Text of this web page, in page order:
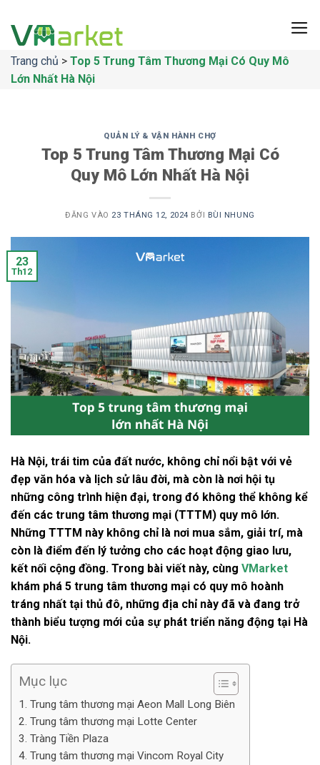
qua
dungTrang chủ > Top 5 Trung Tâm Thương Mại Có Quy Mô
Lớn Nhất Hà Nội
QUẢN LÝ & VẬN HÀNH CHỢ
Top 5 Trung Tâm Thương Mại Có
Quy Mô Lớn Nhất Hà Nội
ĐĂNG VÀO 23 THÁNG 12, 2024 BỞI BÙI NHUNG
23
Th12
Hà Nội, trái tim của đất nước, không chỉ nổi bật với vẻ
đẹp văn hóa và lịch sử lâu đời, mà còn là nơi hội tụ
những công trình hiện đại, trong đó không thể không kể
đến các trung tâm thương mại (TTTM) quy mô lớn.
Những TTTM này không chỉ là nơi mua sắm, giải trí, mà
còn là điểm đến lý tưởng cho các hoạt động giao lưu,
kết nối cộng đồng. Trong bài viết này, cùng VMarket
khám phá 5 trung tâm thương mại có quy mô hoành
tráng nhất tại thủ đô, những địa chỉ này đã và đang trở
thành biểu tượng mới của sự phát triển năng động tại Hà
Nội.
Mục lục
1. Trung tâm thương mại Aeon Mall Long Biên
2. Trung tâm thương mại Lotte Center
3. Tràng Tiền Plaza
4. Trung tâm thương mại Vincom Royal City